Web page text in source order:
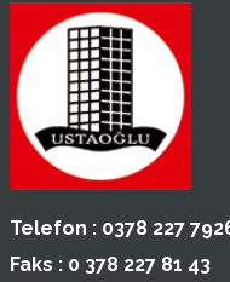
Telefon : 0378 227
Faks : 0 378 227 81 43